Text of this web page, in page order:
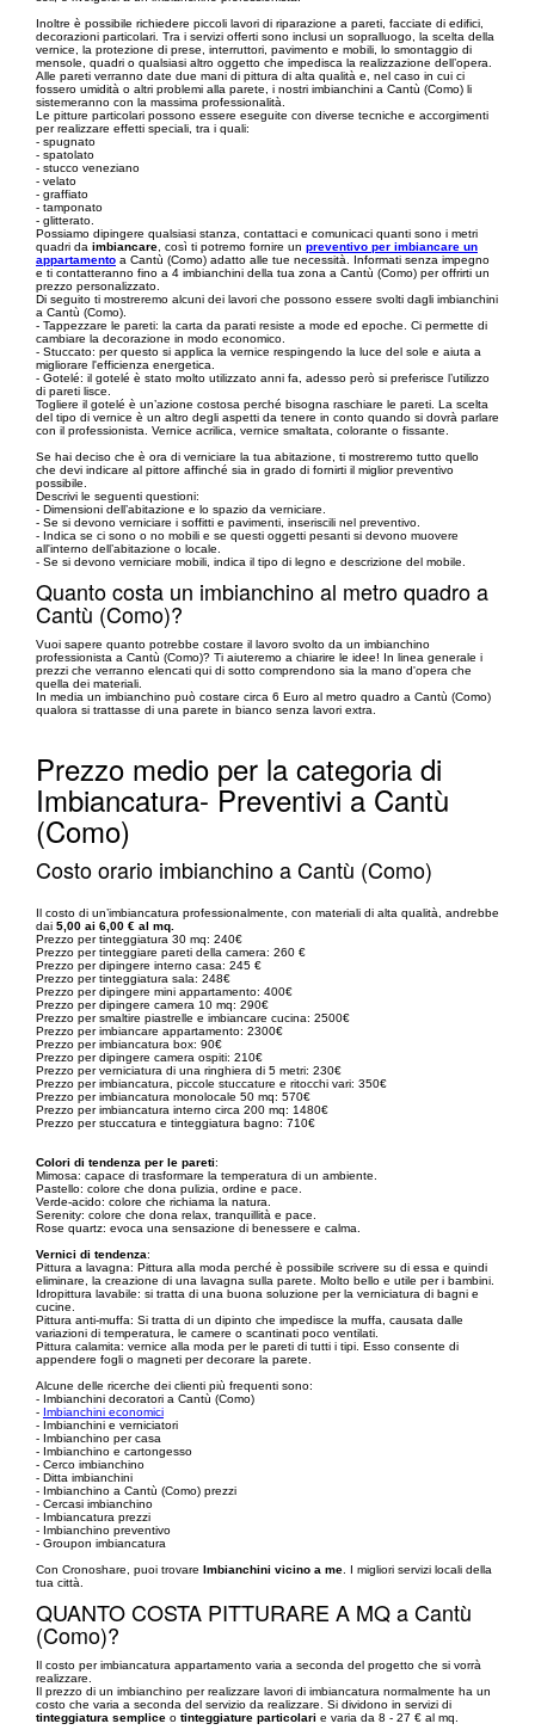
Inoltre è possibile richiedere piccoli lavori di riparazione a pareti, facciate di edifici,
decorazioni particolari. Tra i servizi offerti sono inclusi un sopralluogo, la scelta della
vernice, la protezione di prese, interruttori, pavimento e mobili, lo smontaggio di
mensole, quadri o qualsiasi altro oggetto che impedisca la realizzazione dell’opera.
Alle pareti verranno date due mani di pittura di alta qualità e, nel caso in cui ci
fossero umidità o altri problemi alla parete, i nostri imbianchini a Cantù (Como) li
sistemeranno con la massima professionalità.
Le pitture particolari possono essere eseguite con diverse tecniche e accorgimenti
per realizzare effetti speciali, tra i quali:
- spugnato
- spatolato
- stucco veneziano
- velato
- graffiato
- tamponato
- glitterato.
Possiamo dipingere qualsiasi stanza, contattaci e comunicaci quanti sono i metri
quadri da imbiancare , così ti potremo fornire un preventivo per imbiancare un
appartamento a Cantù (Como) adatto alle tue necessità. Informati senza impegno
e ti contatteranno fino a 4 imbianchini della tua zona a Cantù (Como) per offrirti un
prezzo personalizzato.
Di seguito ti mostreremo alcuni dei lavori che possono essere svolti dagli imbianchini
a Cantù (Como).
- Tappezzare le pareti: la carta da parati resiste a mode ed epoche. Ci permette di
cambiare la decorazione in modo economico.
- Stuccato: per questo si applica la vernice respingendo la luce del sole e aiuta a
migliorare l'efficienza energetica.
- Gotelé: il gotelé è stato molto utilizzato anni fa, adesso però si preferisce l’utilizzo
di pareti lisce.
Togliere il gotelé è un’azione costosa perché bisogna raschiare le pareti. La scelta
del tipo di vernice è un altro degli aspetti da tenere in conto quando si dovrà parlare
con il professionista. Vernice acrilica, vernice smaltata, colorante o fissante.
Se hai deciso che è ora di verniciare la tua abitazione, ti mostreremo tutto quello
che devi indicare al pittore affinché sia in grado di fornirti il miglior preventivo
possibile.
Descrivi le seguenti questioni:
- Dimensioni dell’abitazione e lo spazio da verniciare.
- Se si devono verniciare i soffitti e pavimenti, inseriscili nel preventivo.
- Indica se ci sono o no mobili e se questi oggetti pesanti si devono muovere
all'interno dell’abitazione o locale.
- Se si devono verniciare mobili, indica il tipo di legno e descrizione del mobile.
Quanto costa un imbianchino al metro quadro a
Cantù (Como)?
Vuoi sapere quanto potrebbe costare il lavoro svolto da un imbianchino
professionista a Cantù (Como)? Ti aiuteremo a chiarire le idee! In linea generale i
prezzi che verranno elencati qui di sotto comprendono sia la mano d'opera che
quella dei materiali.
In media un imbianchino può costare circa 6 Euro al metro quadro a Cantù (Como)
qualora si trattasse di una parete in bianco senza lavori extra.
Prezzo medio per la categoria di
Imbiancatura- Preventivi a Cantù
(Como)
Costo orario imbianchino a Cantù (Como)
Il costo di un’imbiancatura professionalmente, con materiali di alta qualità, andrebbe
dai 5,00 ai 6,00 € al mq.
Prezzo per tinteggiatura 30 mq: 240€
Prezzo per tinteggiare pareti della camera: 260 €
Prezzo per dipingere interno casa: 245 €
Prezzo per tinteggiatura sala: 248€
Prezzo per dipingere mini appartamento: 400€
Prezzo per dipingere camera 10 mq: 290€
Prezzo per smaltire piastrelle e imbiancare cucina: 2500€
Prezzo per imbiancare appartamento: 2300€
Prezzo per imbiancatura box: 90€
Prezzo per dipingere camera ospiti: 210€
Prezzo per verniciatura di una ringhiera di 5 metri: 230€
Prezzo per imbiancatura, piccole stuccature e ritocchi vari: 350€
Prezzo per imbiancatura monolocale 50 mq: 570€
Prezzo per imbiancatura interno circa 200 mq: 1480€
Prezzo per stuccatura e tinteggiatura bagno: 710€
Colori di tendenza per le pareti:
Mimosa: capace di trasformare la temperatura di un ambiente.
Pastello: colore che dona pulizia, ordine e pace.
Verde-acido: colore che richiama la natura.
Serenity: colore che dona relax, tranquillità e pace.
Rose quartz: evoca una sensazione di benessere e calma.
Vernici di tendenza:
Pittura a lavagna: Pittura alla moda perché è possibile scrivere su di essa e quindi
eliminare, la creazione di una lavagna sulla parete. Molto bello e utile per i bambini.
Idropittura lavabile: si tratta di una buona soluzione per la verniciatura di bagni e
cucine.
Pittura anti-muffa: Si tratta di un dipinto che impedisce la muffa, causata dalle
variazioni di temperatura, le camere o scantinati poco ventilati.
Pittura calamita: vernice alla moda per le pareti di tutti i tipi. Esso consente di
appendere fogli o magneti per decorare la parete.
Alcune delle ricerche dei clienti più frequenti sono:
- Imbianchini decoratori a Cantù (Como)
- Imbianchini economici
- Imbianchini e verniciatori
- Imbianchino per casa
- Imbianchino e cartongesso
- Cerco imbianchino
- Ditta imbianchini
- Imbianchino a Cantù (Como) prezzi
- Cercasi imbianchino
- Imbiancatura prezzi
- Imbianchino preventivo
- Groupon imbiancatura
Con Cronoshare, puoi trovare Imbianchini vicino a me . I migliori servizi locali della
tua città.
QUANTO COSTA PITTURARE A MQ a Cantù
(Como)?
Il costo per imbiancatura appartamento varia a seconda del progetto che si vorrà
realizzare.
Il prezzo di un imbianchino per realizzare lavori di imbiancatura normalmente ha un
costo che varia a seconda del servizio da realizzare. Si dividono in servizi di
tinteggiatura semplice o tinteggiature particolari e varia da 8 - 27 € al mq.